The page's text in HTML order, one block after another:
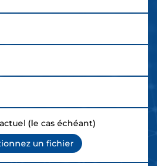
(le cas échéant)
un fichier